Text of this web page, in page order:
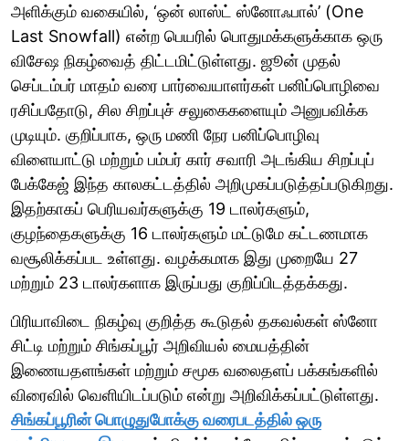
அளிக்கும் வகையில், ‘ஒன் லாஸ்ட் ஸ்னோஃபால்’ (One
Last Snowfall) என்ற பெயரில் பொதுமக்களுக்காக ஒரு
விசேஷ நிகழ்வைத் திட்டமிட்டுள்ளது. ஜூன் முதல்
செப்டம்பர் மாதம் வரை பார்வையாளர்கள் பனிப்பொழிவை
ரசிப்பதோடு, சில சிறப்புச் சலுகைகளையும் அனுபவிக்க
முடியும். குறிப்பாக, ஒரு மணி நேர பனிப்பொழிவு
விளையாட்டு மற்றும் பம்பர் கார் சவாரி அடங்கிய சிறப்புப்
பேக்கேஜ் இந்த காலகட்டத்தில் அறிமுகப்படுத்தப்படுகிறது.
இதற்காகப் பெரியவர்களுக்கு 19 டாலர்களும்,
குழந்தைகளுக்கு 16 டாலர்களும் மட்டுமே கட்டணமாக
வசூலிக்கப்பட உள்ளது. வழக்கமாக இது முறையே 27
மற்றும் 23 டாலர்களாக இருப்பது குறிப்பிடத்தக்கது.
பிரியாவிடை நிகழ்வு குறித்த கூடுதல் தகவல்கள் ஸ்னோ
சிட்டி மற்றும் சிங்கப்பூர் அறிவியல் மையத்தின்
இணையதளங்கள் மற்றும் சமூக வலைதளப் பக்கங்களில்
விரைவில் வெளியிடப்படும் என்று அறிவிக்கப்பட்டுள்ளது.
சிங்கப்பூரின் பொழுதுபோக்கு வரைபடத்தில் ஒரு